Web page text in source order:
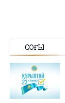
СОҢҒЫ